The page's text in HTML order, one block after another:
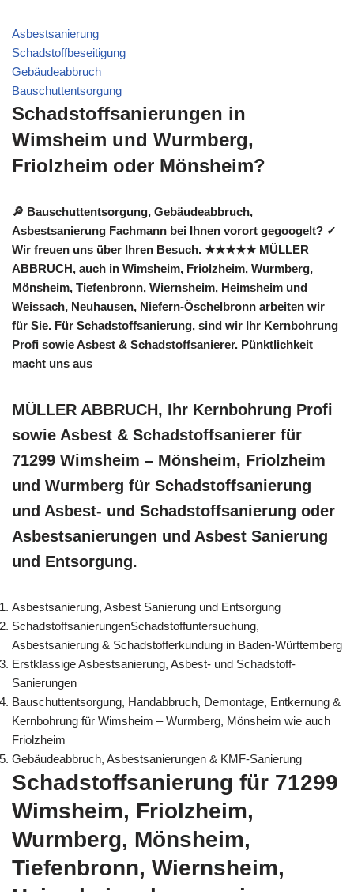
Asbestsanierung
Schadstoffbeseitigung
Gebäudeabbruch
Bauschuttentsorgung
Schadstoffsanierungen in
Wimsheim und Wurmberg,
Friolzheim oder Mönsheim?
🔎 Bauschuttentsorgung, Gebäudeabbruch,
Asbestsanierung Fachmann bei Ihnen vorort gegoogelt? ✓
Wir freuen uns über Ihren Besuch. ★★★★★ MÜLLER
ABBRUCH, auch in Wimsheim, Friolzheim, Wurmberg,
Mönsheim, Tiefenbronn, Wiernsheim, Heimsheim und
Weissach, Neuhausen, Niefern-Öschelbronn arbeiten wir
für Sie. Für Schadstoffsanierung, sind wir Ihr Kernbohrung
Profi sowie Asbest & Schadstoffsanierer. Pünktlichkeit
macht uns aus
MÜLLER ABBRUCH, Ihr Kernbohrung Profi
sowie Asbest & Schadstoffsanierer für
71299 Wimsheim – Mönsheim, Friolzheim
und Wurmberg für Schadstoffsanierung
und Asbest- und Schadstoffsanierung oder
Asbestsanierungen und Asbest Sanierung
und Entsorgung.
Asbestsanierung, Asbest Sanierung und Entsorgung
SchadstoffsanierungenSchadstoffuntersuchung,
Asbestsanierung & Schadstofferkundung in Baden-Württemberg
Erstklassige Asbestsanierung, Asbest- und Schadstoff-
Sanierungen
Bauschuttentsorgung, Handabbruch, Demontage, Entkernung &
Kernbohrung für Wimsheim – Wurmberg, Mönsheim wie auch
Friolzheim
Gebäudeabbruch, Asbestsanierungen & KMF-Sanierung
Schadstoffsanierung für 71299
Wimsheim, Friolzheim,
Wurmberg, Mönsheim,
Tiefenbronn, Wiernsheim,